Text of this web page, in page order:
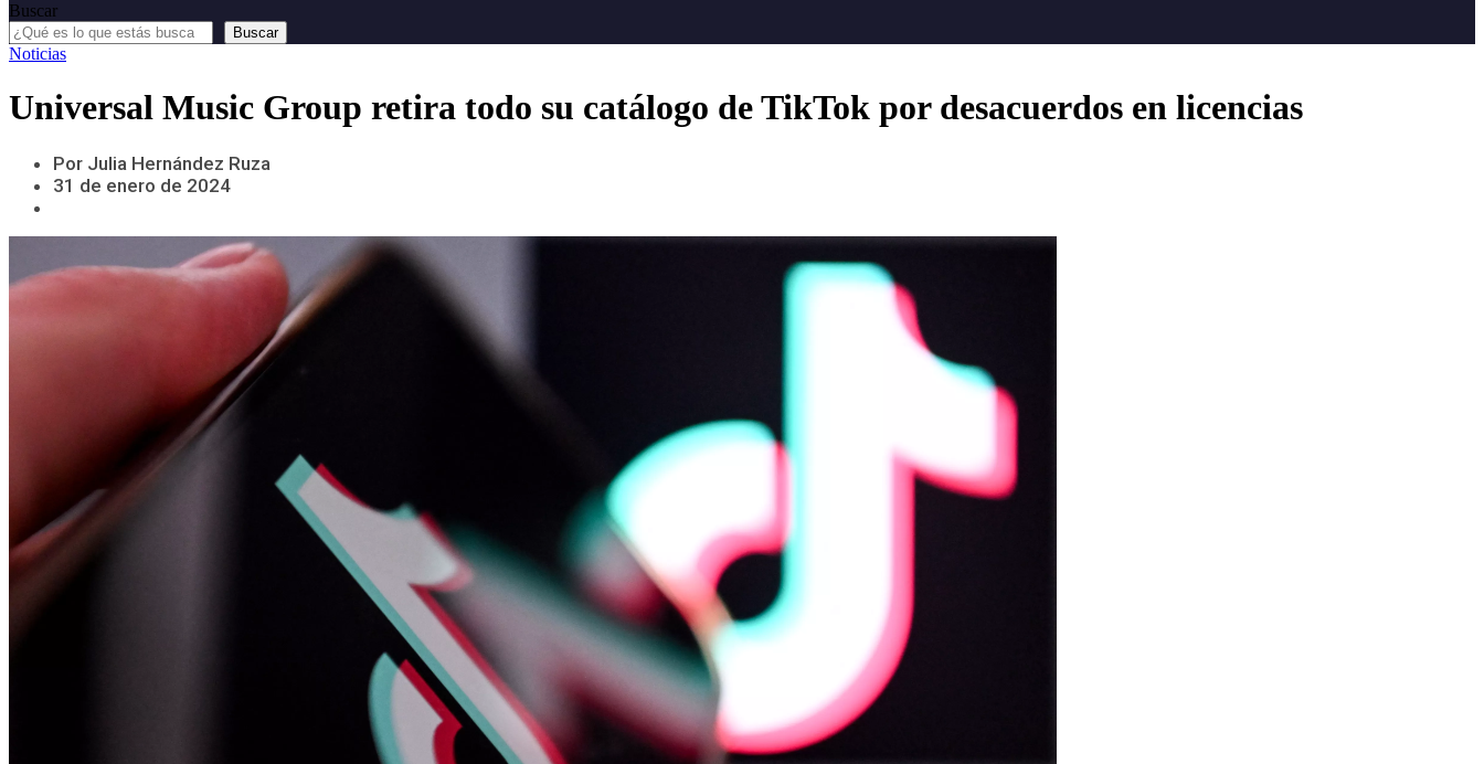
Buscar
Buscar
Noticias
Universal Music Group retira todo su catálogo de TikTok por desacuerdos en licencias
Por Julia Hernández Ruza
31 de enero de 2024